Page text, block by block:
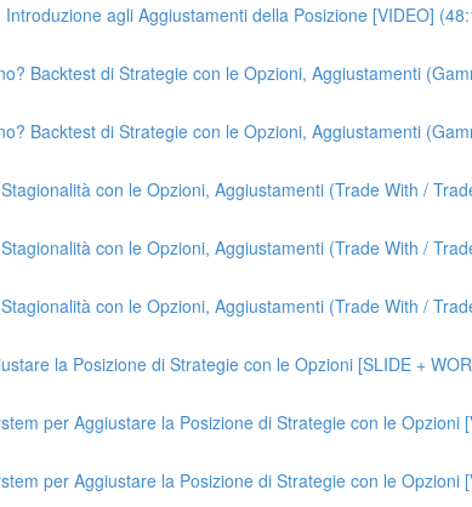
agli Aggiustamenti della Posizione [VIDEO]
Backtest di Strategie con le Opzioni, Aggiustamenti
Backtest di Strategie con le Opzioni, Aggiustamenti
con le Opzioni, Aggiustamenti (Trade With /
con le Opzioni, Aggiustamenti (Trade With /
con le Opzioni, Aggiustamenti (Trade With /
la Posizione di Strategie con le Opzioni [SLIDE +
per Aggiustare la Posizione di Strategie con le Opzioni
per Aggiustare la Posizione di Strategie con le Opzioni